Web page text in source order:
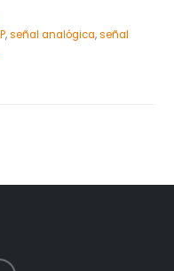
,señal analógica,señal